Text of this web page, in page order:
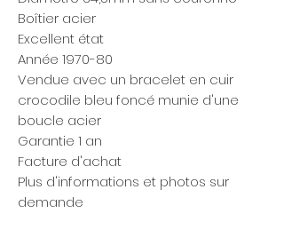
Boîtier acier
Excellent état
Année 1970-80
Vendue avec un bracelet en cuir
crocodile bleu foncé munie d'une
boucle acier
Garantie 1 an
Facture d'achat
Plus d'informations et photos sur
demande